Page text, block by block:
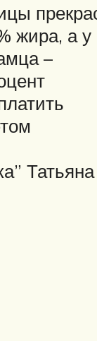
жира, а у
–
Татьяна